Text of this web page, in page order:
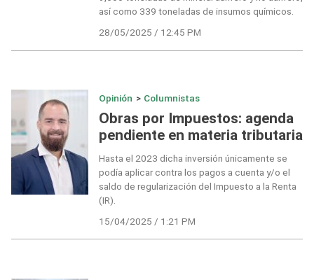
así como 339 toneladas de insumos químicos.
28/05/2025 / 12:45 PM
Opinión > Columnistas
Obras por Impuestos: agenda
pendiente en materia tributaria
Hasta el 2023 dicha inversión únicamente se
podía aplicar contra los pagos a cuenta y/o el
saldo de regularización del Impuesto a la Renta
(IR).
15/04/2025 / 1:21 PM